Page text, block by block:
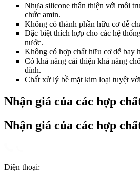
Nhựa silicone thân thiện với môi
chức amin.
Không có thành phần hữu cơ dễ
Đặc biệt thích hợp cho các hệ
nước.
Không có hợp chất hữu cơ dễ bay
Có khả năng cải thiện khả năng
dính.
Chất xử lý bề mặt kim loại tuyệt
Nhận giá của các hợp
Nhận giá của các hợp
Điện thoại: